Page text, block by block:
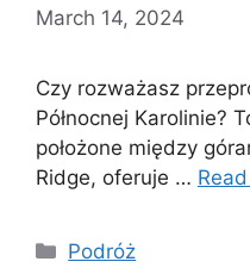
March 14, 2024
Czy rozważasz
Północnej Karolinie?
położone między
Ridge, oferuje …
Categories
Podróż